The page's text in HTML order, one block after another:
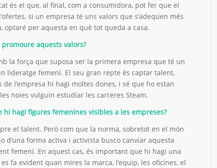
és el que, al final, com a consumidora, pot fer que el
si un empresa té uns valors que s’adeqüen més
optaré per aquesta en què tot queda a casa.
aquests valors?
la força que suposa ser la primera empresa que té un
lideratge femení. El seu gran repte és captar talent,
l’empresa hi hagi moltes dones, i sé que ho estan
noies vulguin estudiar les carreres Steam.
hagi figures femenines visibles a les empreses?
el talent. Però com que la norma, sobretot en el món
d’una forma activa i activista busco canviar aquesta
femení. En aquest cas, és important que hi hagi una
fa evident quan mires la marca, l’equip, les oficines, el